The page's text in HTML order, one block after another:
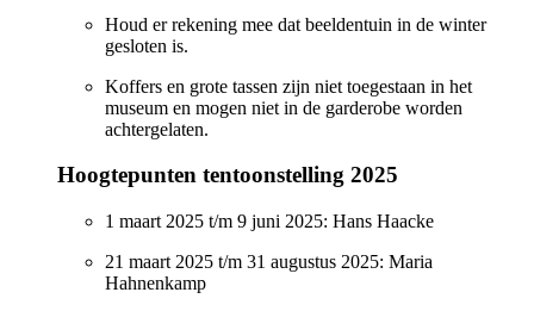
Houd er rekening mee dat beeldentuin in de winter
gesloten is.
Koffers en grote tassen zijn niet toegestaan in het
museum en mogen niet in de garderobe worden
achtergelaten.
Hoogtepunten tentoonstelling 2025
1 maart 2025 t/m 9 juni 2025: Hans Haacke
21 maart 2025 t/m 31 augustus 2025: Maria
Hahnenkamp